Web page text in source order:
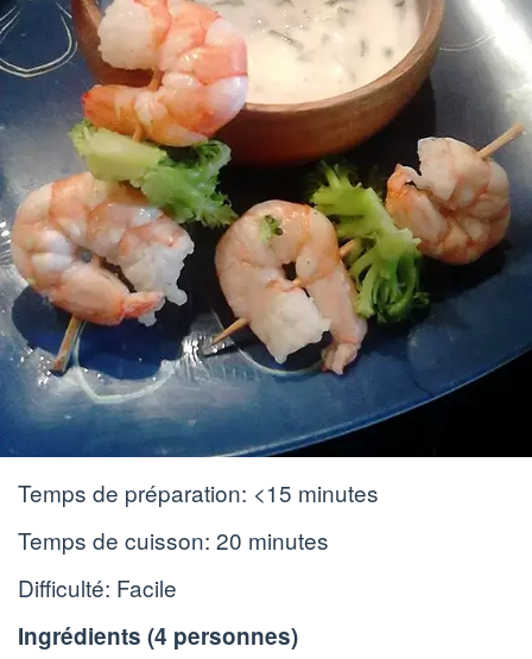
Temps de préparation: <15 minutes
Temps de cuisson: 20 minutes
Difficulté: Facile
Ingrédients (4 personnes)